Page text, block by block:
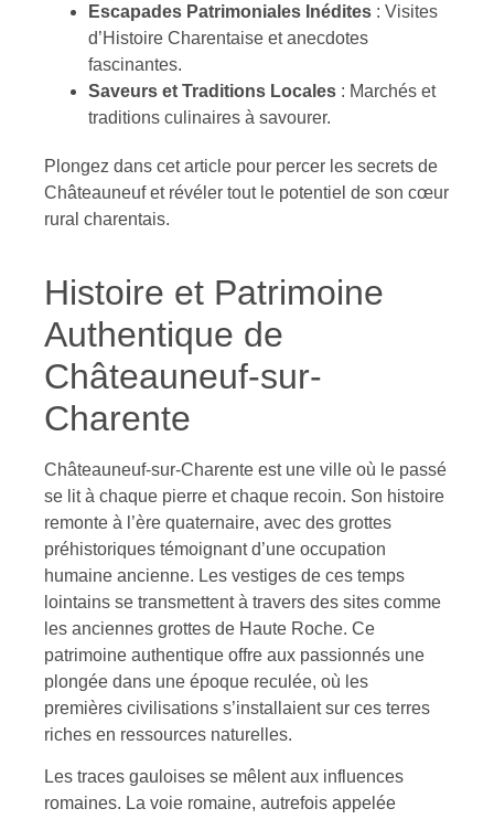
Escapades Patrimoniales Inédites : Visites
d’Histoire Charentaise et anecdotes
fascinantes.
Saveurs et Traditions Locales : Marchés et
traditions culinaires à savourer.
Plongez dans cet article pour percer les secrets de
Châteauneuf et révéler tout le potentiel de son cœur
rural charentais.
Histoire et Patrimoine
Authentique de
Châteauneuf-sur-
Charente
Châteauneuf-sur-Charente est une ville où le passé
se lit à chaque pierre et chaque recoin. Son histoire
remonte à l’ère quaternaire, avec des grottes
préhistoriques témoignant d’une occupation
humaine ancienne. Les vestiges de ces temps
lointains se transmettent à travers des sites comme
les anciennes grottes de Haute Roche. Ce
patrimoine authentique offre aux passionnés une
plongée dans une époque reculée, où les
premières civilisations s’installaient sur ces terres
riches en ressources naturelles.
Les traces gauloises se mêlent aux influences
romaines. La voie romaine, autrefois appelée